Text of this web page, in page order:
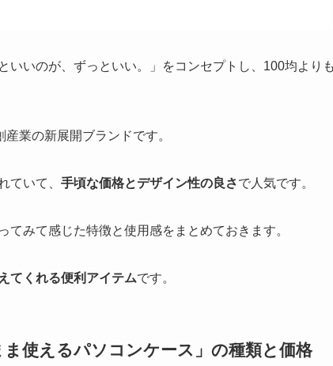
いいのが、ずっといい。」をコンセプトし、100均より
業の新展開ブランドです。
ていて、 手頃な価格とデザイン性の良さで人気です。
みて感じた特徴と使用感をまとめておきます。
てくれる便利アイテムです。
使えるパソコンケース」の種類と価格